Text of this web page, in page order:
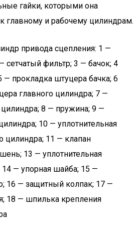
гайки, которыми она
главному и рабочему цилиндрам.
привода сцепления: 1 —
сетчатый фильтр; 3 — бачок; 4
— прокладка штуцера бачка; 6
главного цилиндра; 7 —
8 — пружина; 9 —
10 — уплотнительная
цилиндра; 11 — клапан
13 — уплотнительная
— упорная шайба; 15 —
16 — защитный колпак; 17 —
18 — шпилька крепления